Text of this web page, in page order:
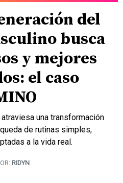
del
busca
y mejores
el caso
una transformación
de rutinas simples,
a la vida real.
RIDYN